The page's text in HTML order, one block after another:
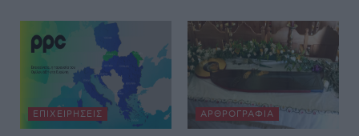
ΕΠΙΧΕΙΡΉΣΕΙΣ ΑΡΘΡΟΓΡΑΦΊΑ